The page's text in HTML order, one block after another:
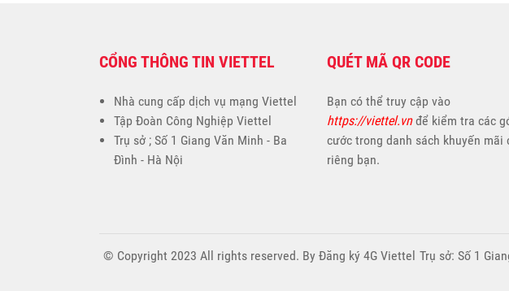
CỔNG THÔNG TIN VIETTEL
Nhà cung cấp dịch vụ mạng Viettel
Tập Đoàn Công Nghiệp Viettel
Trụ sở ; Số 1 Giang Văn Minh - Ba
Đình - Hà Nội
QUÉT MÃ QR CODE
Bạn có thể truy cập vào
https://viettel.vnđể kiểm tra các
cước trong danh sách khuyến mãi
riêng bạn.
© Copyright 2023 All rights reserved. By Đăng ký 4G Viettel Trụ sở: Số 1